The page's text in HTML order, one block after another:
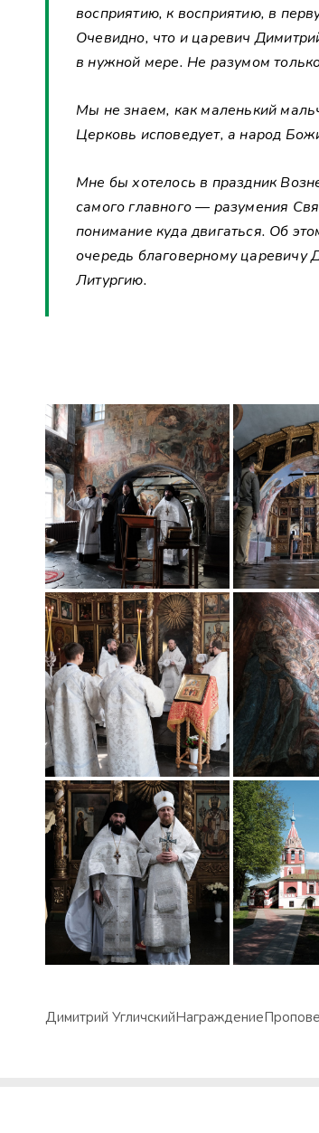
восприятию, к восприятию, в
Очевидно, что и царевич
в нужной мере. Не разумом
Мы не знаем, как маленький
Церковь исповедует, а народ
Мне бы хотелось в праздник
самого главного — разумения
понимание куда двигаться. Об
очередь благоверному царевичу
Литургию.
Димитрий УгличскийНаграждение